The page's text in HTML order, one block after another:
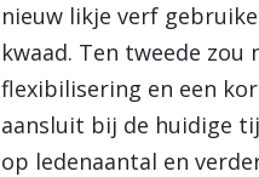
nieuw likje verf
kwaad. Ten tweede
flexibilisering en een
aansluit bij de huidige
op ledenaantal en